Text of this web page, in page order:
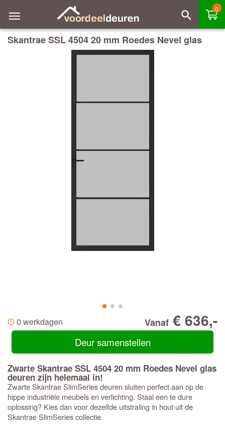
0
Skantrae SSL 4504 20 mm Roedes Nevel glas
0 werkdagen Vanaf € 636,-
Deur samenstellen
Zwarte Skantrae SSL 4504 20 mm Roedes Nevel glas
deuren zijn helemaal in!
Zwarte Skantrae SlimSeries deuren sluiten perfect aan op de
hippe industriële meubels en verlichting. Staal een te dure
oplossing? Kies dan voor dezelfde uitstraling in hout uit de
Skantrae SlimSeries collectie.